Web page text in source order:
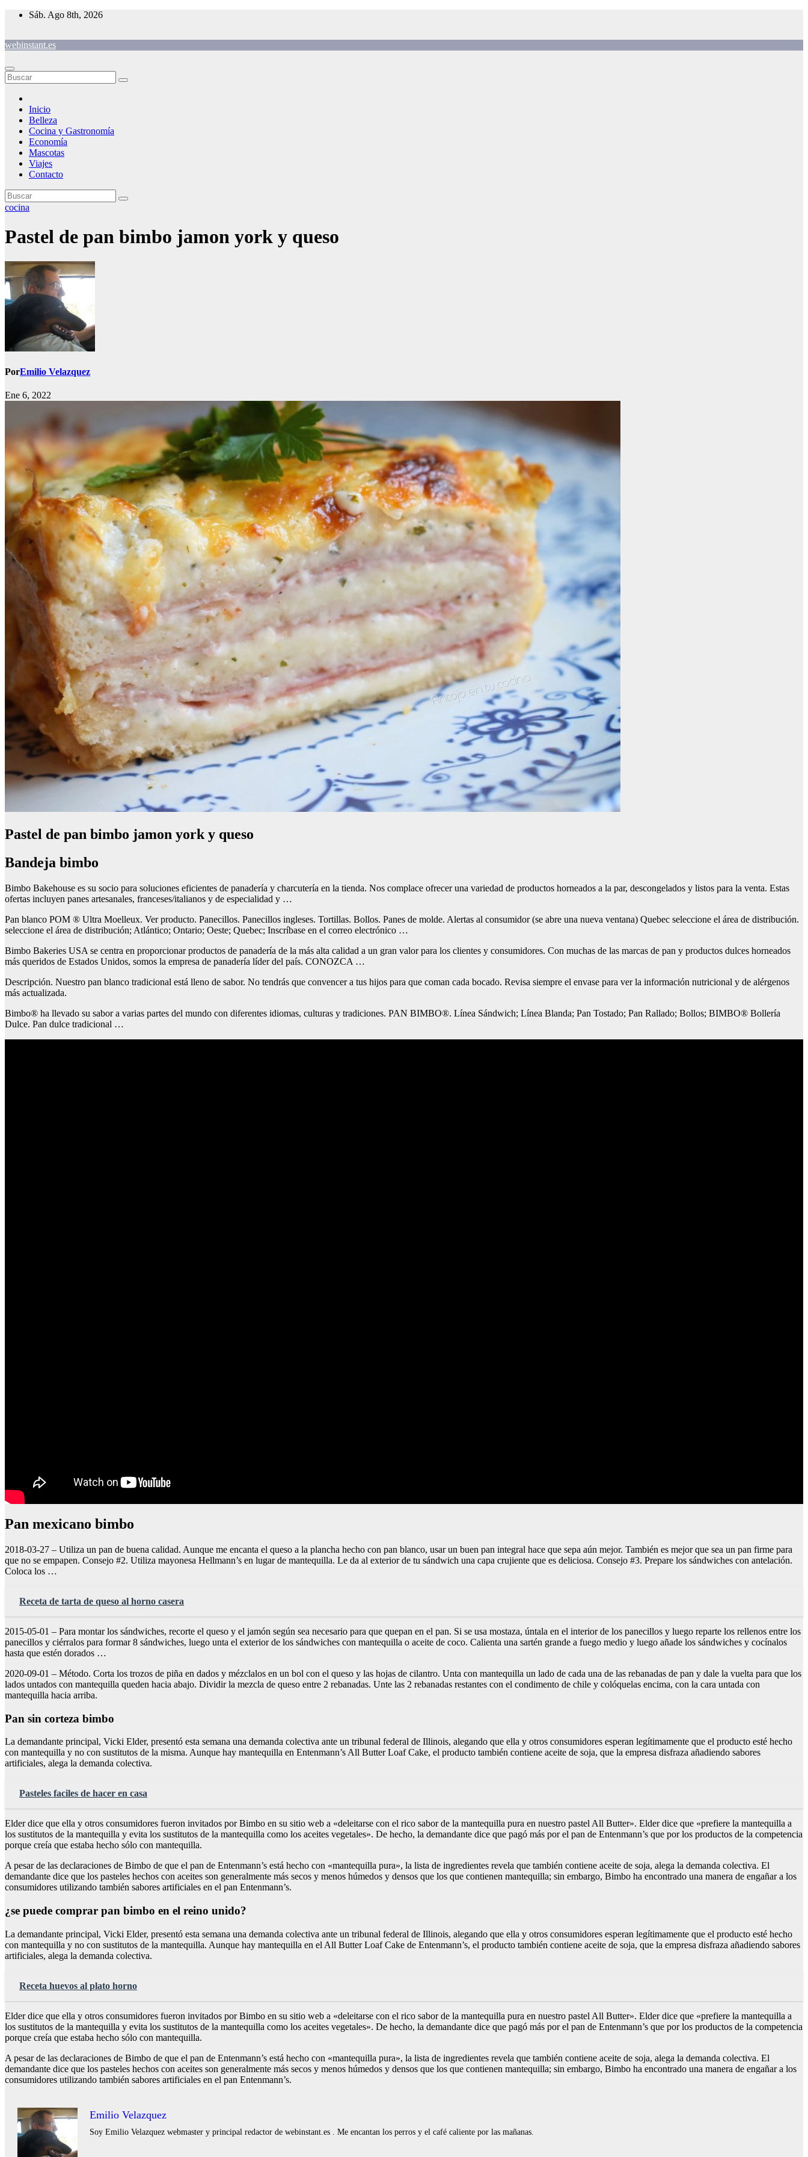
Saltar
Sáb. Ago 8th, 2026
webinstant.es
Inicio
Belleza
Cocina y Gastronomía
Economía
Mascotas
Viajes
Contacto
cocina
Pastel de pan bimbo jamon york y queso
PorEmilio Velazquez
Ene 6, 2022
Pastel de pan bimbo jamon york y queso
Bandeja bimbo
Bimbo Bakehouse es su socio para soluciones eficientes de panadería y charcutería en la tienda. Nos complace ofrecer una variedad de productos horneados a la par, descongelados y listos para la venta. Estas
ofertas incluyen panes artesanales, franceses/italianos y de especialidad y …
Pan blanco POM ® Ultra Moelleux. Ver producto. Panecillos. Panecillos ingleses. Tortillas. Bollos. Panes de molde. Alertas al consumidor (se abre una nueva ventana) Quebec seleccione el área de distribución.
seleccione el área de distribución; Atlántico; Ontario; Oeste; Quebec; Inscríbase en el correo electrónico …
Bimbo Bakeries USA se centra en proporcionar productos de panadería de la más alta calidad a un gran valor para los clientes y consumidores. Con muchas de las marcas de pan y productos dulces horneados
más queridos de Estados Unidos, somos la empresa de panadería líder del país. CONOZCA …
Descripción. Nuestro pan blanco tradicional está lleno de sabor. No tendrás que convencer a tus hijos para que coman cada bocado. Revisa siempre el envase para ver la información nutricional y de alérgenos
más actualizada.
Bimbo® ha llevado su sabor a varias partes del mundo con diferentes idiomas, culturas y tradiciones. PAN BIMBO®. Línea Sándwich; Línea Blanda; Pan Tostado; Pan Rallado; Bollos; BIMBO® Bollería
Dulce. Pan dulce tradicional …
Pan mexicano bimbo
2018-03-27 – Utiliza un pan de buena calidad. Aunque me encanta el queso a la plancha hecho con pan blanco, usar un buen pan integral hace que sepa aún mejor. También es mejor que sea un pan firme para
que no se empapen. Consejo #2. Utiliza mayonesa Hellmann’s en lugar de mantequilla. Le da al exterior de tu sándwich una capa crujiente que es deliciosa. Consejo #3. Prepare los sándwiches con antelación.
Coloca los …
Receta de tarta de queso al horno casera
2015-05-01 – Para montar los sándwiches, recorte el queso y el jamón según sea necesario para que quepan en el pan. Si se usa mostaza, úntala en el interior de los panecillos y luego reparte los rellenos entre los
panecillos y ciérralos para formar 8 sándwiches, luego unta el exterior de los sándwiches con mantequilla o aceite de coco. Calienta una sartén grande a fuego medio y luego añade los sándwiches y cocínalos
hasta que estén dorados …
2020-09-01 – Método. Corta los trozos de piña en dados y mézclalos en un bol con el queso y las hojas de cilantro. Unta con mantequilla un lado de cada una de las rebanadas de pan y dale la vuelta para que los
lados untados con mantequilla queden hacia abajo. Dividir la mezcla de queso entre 2 rebanadas. Unte las 2 rebanadas restantes con el condimento de chile y colóquelas encima, con la cara untada con
mantequilla hacia arriba.
Pan sin corteza bimbo
La demandante principal, Vicki Elder, presentó esta semana una demanda colectiva ante un tribunal federal de Illinois, alegando que ella y otros consumidores esperan legítimamente que el producto esté hecho
con mantequilla y no con sustitutos de la misma. Aunque hay mantequilla en Entenmann’s All Butter Loaf Cake, el producto también contiene aceite de soja, que la empresa disfraza añadiendo sabores
artificiales, alega la demanda colectiva.
Pasteles faciles de hacer en casa
Elder dice que ella y otros consumidores fueron invitados por Bimbo en su sitio web a «deleitarse con el rico sabor de la mantequilla pura en nuestro pastel All Butter». Elder dice que «prefiere la mantequilla a
los sustitutos de la mantequilla y evita los sustitutos de la mantequilla como los aceites vegetales». De hecho, la demandante dice que pagó más por el pan de Entenmann’s que por los productos de la competencia
porque creía que estaba hecho sólo con mantequilla.
A pesar de las declaraciones de Bimbo de que el pan de Entenmann’s está hecho con «mantequilla pura», la lista de ingredientes revela que también contiene aceite de soja, alega la demanda colectiva. El
demandante dice que los pasteles hechos con aceites son generalmente más secos y menos húmedos y densos que los que contienen mantequilla; sin embargo, Bimbo ha encontrado una manera de engañar a los
consumidores utilizando también sabores artificiales en el pan Entenmann’s.
¿se puede comprar pan bimbo en el reino unido?
La demandante principal, Vicki Elder, presentó esta semana una demanda colectiva ante un tribunal federal de Illinois, alegando que ella y otros consumidores esperan legítimamente que el producto esté hecho
con mantequilla y no con sustitutos de la mantequilla. Aunque hay mantequilla en el All Butter Loaf Cake de Entenmann’s, el producto también contiene aceite de soja, que la empresa disfraza añadiendo sabores
artificiales, alega la demanda colectiva.
Receta huevos al plato horno
Elder dice que ella y otros consumidores fueron invitados por Bimbo en su sitio web a «deleitarse con el rico sabor de la mantequilla pura en nuestro pastel All Butter». Elder dice que «prefiere la mantequilla a
los sustitutos de la mantequilla y evita los sustitutos de la mantequilla como los aceites vegetales». De hecho, la demandante dice que pagó más por el pan de Entenmann’s que por los productos de la competencia
porque creía que estaba hecho sólo con mantequilla.
A pesar de las declaraciones de Bimbo de que el pan de Entenmann’s está hecho con «mantequilla pura», la lista de ingredientes revela que también contiene aceite de soja, alega la demanda colectiva. El
demandante dice que los pasteles hechos con aceites son generalmente más secos y menos húmedos y densos que los que contienen mantequilla; sin embargo, Bimbo ha encontrado una manera de engañar a los
consumidores utilizando también sabores artificiales en el pan Entenmann’s.
Emilio Velazquez
Soy Emilio Velazquez webmaster y principal redactor de webinstant.es . Me encantan los perros y el café caliente por las mañanas.